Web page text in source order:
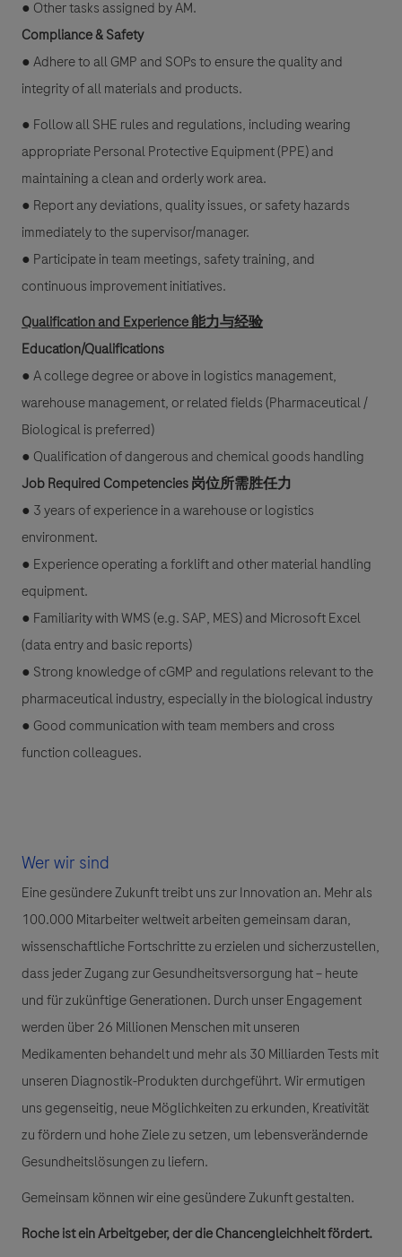
● Other tasks assigned by AM.
Compliance & Safety
● Adhere to all GMP and SOPs to ensure the quality and
integrity of all materials and products.
● Follow all SHE rules and regulations, including wearing
appropriate Personal Protective Equipment (PPE) and
maintaining a clean and orderly work area.
● Report any deviations, quality issues, or safety hazards
immediately to the supervisor/manager.
● Participate in team meetings, safety training, and
continuous improvement initiatives.
Qualification and Experience 能力与经验
Education/Qualifications
● A college degree or above in logistics management,
warehouse management, or related fields (Pharmaceutical /
Biological is preferred)
● Qualification of dangerous and chemical goods handling
Job Required Competencies 岗位所需胜任力
● 3 years of experience in a warehouse or logistics
environment.
● Experience operating a forklift and other material handling
equipment.
● Familiarity with WMS (e.g. SAP, MES) and Microsoft Excel
(data entry and basic reports)
● Strong knowledge of cGMP and regulations relevant to the
pharmaceutical industry, especially in the biological industry
● Good communication with team members and cross
function colleagues.
Wer wir sind
Eine gesündere Zukunft treibt uns zur Innovation an. Mehr als
100.000 Mitarbeiter weltweit arbeiten gemeinsam daran,
wissenschaftliche Fortschritte zu erzielen und sicherzustellen,
dass jeder Zugang zur Gesundheitsversorgung hat – heute
und für zukünftige Generationen. Durch unser Engagement
werden über 26 Millionen Menschen mit unseren
Medikamenten behandelt und mehr als 30 Milliarden Tests mit
unseren Diagnostik-Produkten durchgeführt. Wir ermutigen
uns gegenseitig, neue Möglichkeiten zu erkunden, Kreativität
zu fördern und hohe Ziele zu setzen, um lebensverändernde
Gesundheitslösungen zu liefern.
Gemeinsam können wir eine gesündere Zukunft gestalten.
Roche ist ein Arbeitgeber, der die Chancengleichheit fördert.